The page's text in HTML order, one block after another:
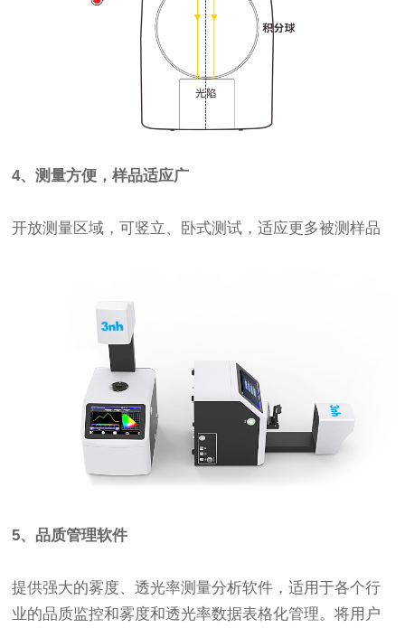
4、测量方便，样品适应广
开放测量区域，可竖立、卧式测试，适应更多被测样品
5、品质管理软件
提供强大的雾度、透光率测量分析软件，适用于各个行
业的品质监控和雾度和透光率数据表格化管理。将用户